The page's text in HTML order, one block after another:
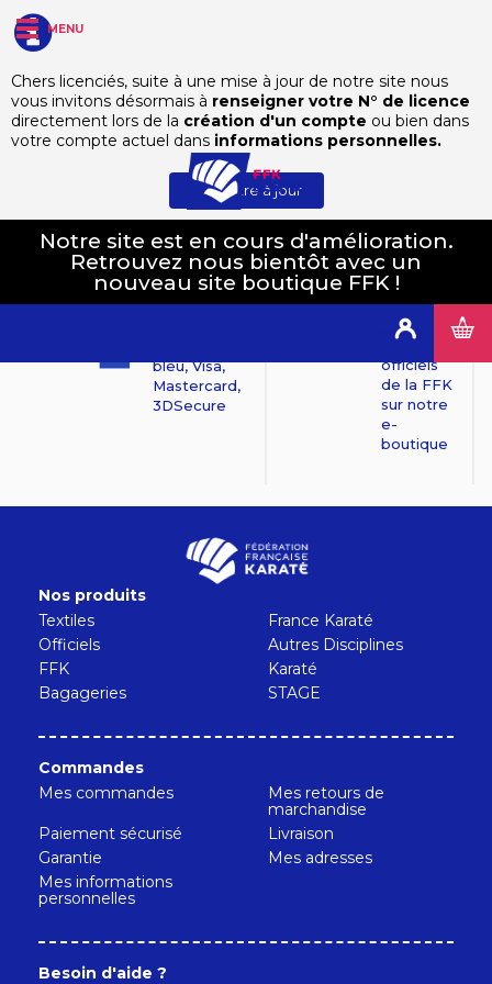
MENU
Chers licenciés, suite à une mise à jour de notre site nous
vous invitons désormais à renseigner votre N° de licence
directement lors de la création d'un compte ou bien dans
votre compte actuel dans informations personnelles.
Mettre à jour
Notre site est en cours d'amélioration.
Retrouvez nous bientôt avec un
nouveau site boutique FFK !
Connexion
Paiements
bleu, Visa,
Mastercard,
3DSecure
Produits
100%
officiels
Tous les
produits
officiels
de la FFK
sur notre
e-
boutique
Nos produits
Textiles
France Karaté
Officiels
Autres Disciplines
FFK
Karaté
Bagageries
STAGE
Commandes
Mes commandes
Mes retours de
marchandise
Paiement sécurisé
Livraison
Garantie
Mes adresses
Mes informations
personnelles
Besoin d'aide ?